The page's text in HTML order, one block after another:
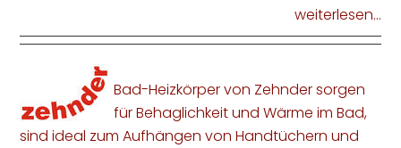
weiterlesen...
Bad-Heizkörper von Zehnder sorgen
für Behaglichkeit und Wärme im Bad,
sind ideal zum Aufhängen von Handtüchern und